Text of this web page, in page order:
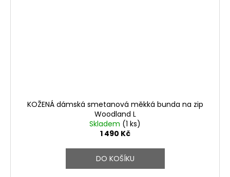
KOŽENÁ dámská smetanová měkká bunda na zip
Woodland L
Skladem (1 ks)
1 490 Kč
DO KOŠÍKU